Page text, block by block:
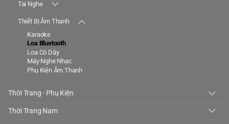
Tai Nghe
Thiết Bị Âm Thanh
Karaoke
Loa Bluetooth
Loa Có Dây
Máy Nghe Nhạc
Phụ Kiện Âm Thanh
Thời Trang - Phụ Kiện
Thời Trang Nam